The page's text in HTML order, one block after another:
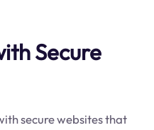
Secure
secure websites that